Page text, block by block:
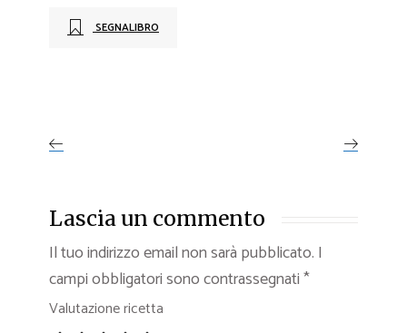
SEGNALIBRO
Lascia un commento
Il tuo indirizzo email non sarà pubblicato. I
campi obbligatori sono contrassegnati*
Valutazione ricetta